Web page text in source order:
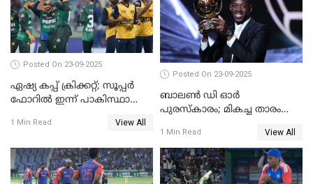
Posted On 23-09-2025
ഏഷ്യ കപ്പ് ക്രിക്കറ്റ്; സൂപ്പര്‍
ഫോറിൽ ഇന്ന് പാകിസ്ഥാനും
1 Min Read View All
Posted On 23-09-2025
ബാലണ്‍ ഡി ഓര്‍
പുരസ്‌കാരം; മികച്ച താരം
1 Min Read View All